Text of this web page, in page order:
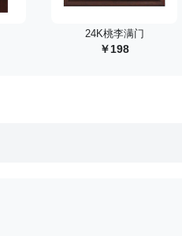
24K桃李满门
198